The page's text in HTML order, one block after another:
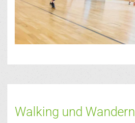
Walking und Wandern